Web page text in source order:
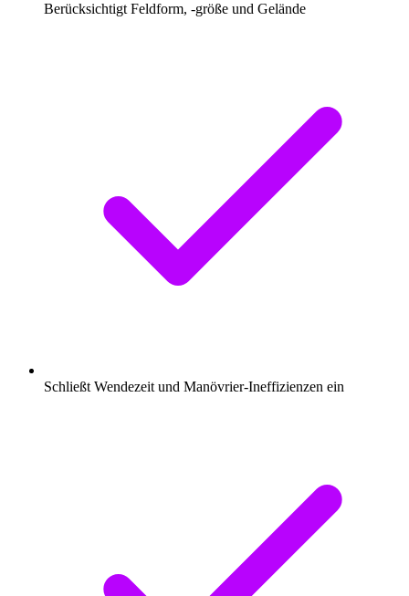
Berücksichtigt Feldform, -größe und Gelände
Schließt Wendezeit und Manövrier-Ineffizienzen ein